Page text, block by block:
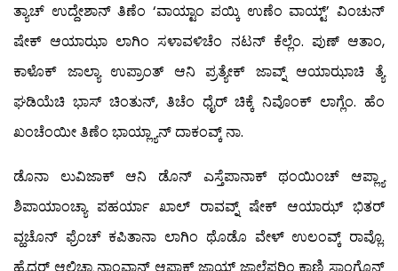
ತ್ಯಾಚ್ ಉದ್ದೇಶಾನ್ ತಿಣೆಂ ‘ವಾಯ್ಟಾಂ ಪಯ್ಕಿ ಉಣೆಂ ವಾಯ್ಟ್’ ವಿಂಚುನ್
ಷೇಕ್ ಆಯಾಝಾ ಲಾಗಿಂ ಸಳಾವಳಿಚೆಂ ನಟನ್ ಕೆಲ್ಲೆಂ. ಪುಣ್ ಆತಾಂ,
ಕಾಳೊಕ್ ಜಾಲ್ಯಾ ಉಪ್ರಾಂತ್ ಆನಿ ಪ್ರತ್ಯೇಕ್ ಜಾವ್ನ್ ಆಯಾಝಾಚಿ ತ್ಯೆ
ಘಡಿಯೆಚಿ ಭಾಸ್ ಚಿಂತುನ್, ತಿಚೆಂ ಧೈರ್ ಚಿಕ್ಕೆ ನಿವೊಂಕ್ ಲಾಗ್ಲೆಂ. ಹೆಂ
ಖಂಚೆಂಯೀ ತಿಣೆಂ ಭಾಯ್ಲ್ಯಾನ್ ದಾಕಂವ್ಕ್ ನಾ.
ಡೊನಾ ಲುವಿಜಾಕ್ ಆನಿ ಡೊನ್ ಎಸ್ತೆಪಾನಾಕ್ ಥಂಯಿಂಚ್ ಆಪ್ಲ್ಯಾ
ಶಿಪಾಯಾಂಚ್ಯಾ ಪಹರ್ಯಾ ಖಾಲ್ ರಾವವ್ನ್ ಷೇಕ್ ಆಯಾಝ್ ಭಿತರ್
ವ್ಹಚೊನ್ ಫ್ರೆಂಚ್ ಕಪಿತಾನಾ ಲಾಗಿಂ ಥೊಡೊ ವೇಳ್ ಉಲಂವ್ಕ್ ರಾವ್ಲೊ.